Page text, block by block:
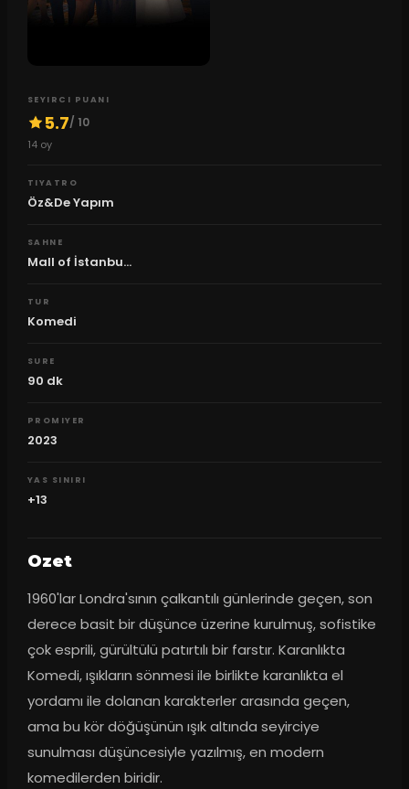
SEYIRCI PUANI
5.7/ 10
14oy
TIYATRO
Öz&De Yapım
SAHNE
Mall of İstanbu...
TUR
Komedi
SURE
90 dk
PROMIYER
2023
YAS SINIRI
+13
Ozet
1960'lar Londra'sının çalkantılı günlerinde geçen, son
derece basit bir düşünce üzerine kurulmuş, sofistike
çok esprili, gürültülü patırtılı bir farstır. Karanlıkta
Komedi, ışıkların sönmesi ile birlikte karanlıkta el
yordamı ile dolanan karakterler arasında geçen,
ama bu kör döğüşünün ışık altında seyirciye
sunulması düşüncesiyle yazılmış, en modern
komedilerden biridir.